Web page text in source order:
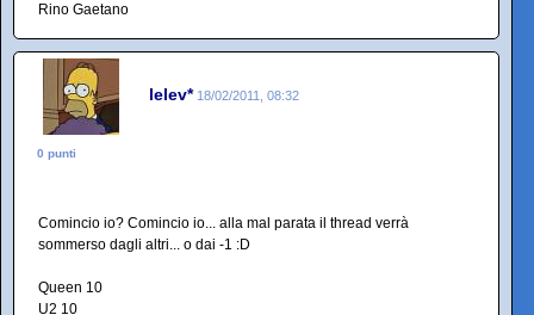
Rino Gaetano
lelev* 18/02/2011, 08:32
0 punti
Comincio io? Comincio io... alla mal parata il thread verrà
sommerso dagli altri... o dai -1 :D
Queen 10
U2 10